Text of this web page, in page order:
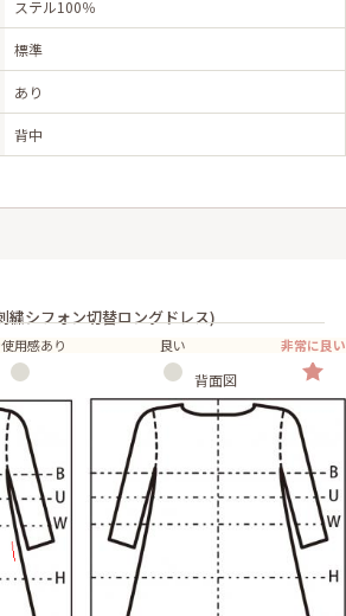
ステル100％
標準
あり
背中
繍シフォン切替ロングドレス)
用感あり 良い 非常に良い
背面図